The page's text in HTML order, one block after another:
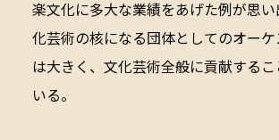
楽文化に多大な業績をあげた例が思
化芸術の核になる団体としてのオーケ
は大きく、文化芸術全般に貢献する
いる。